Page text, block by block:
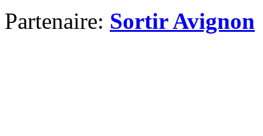
Partenaire: Sortir Avignon